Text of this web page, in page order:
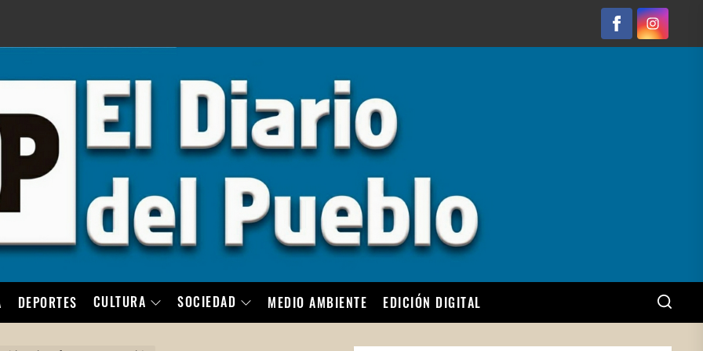
FacebookInstagram
DEPORTES CULTURA SOCIEDAD MEDIO AMBIENTE EDICIÓN DIGITAL